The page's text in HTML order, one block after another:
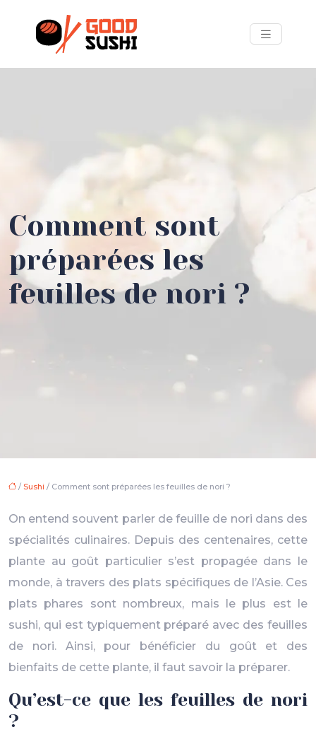
Comment sont
préparées les
feuilles de nori ?
/ Sushi / Comment sont préparées les feuilles de nori ?
On entend souvent parler de feuille de nori dans des
spécialités culinaires. Depuis des centenaires, cette
plante au goût particulier s’est propagée dans le
monde, à travers des plats spécifiques de l’Asie. Ces
plats phares sont nombreux, mais le plus est le
sushi, qui est typiquement préparé avec des feuilles
de nori. Ainsi, pour bénéficier du goût et des
bienfaits de cette plante, il faut savoir la préparer.
Qu’est-ce que les feuilles de nori
?